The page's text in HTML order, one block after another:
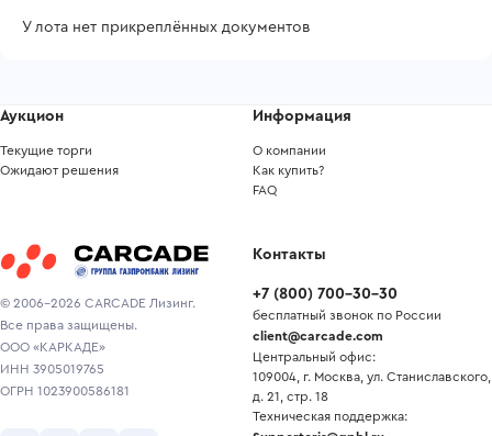
У лота нет прикреплённых документов
© 2006-2026 CARCADE Лизинг.
Все права защищены.
ООО «КАРКАДЕ»
ИНН 3905019765
ОГРН 1023900586181
Аукцион
Текущие торги
Ожидают решения
Информация
О компании
Как купить?
FAQ
Контакты
+7 (800) 700-30-30
бесплатный звонок по России
client@carcade.com
Центральный офис:
109004, г. Москва, ул. Станиславского,
д. 21, стр. 18
Техническая поддержка: